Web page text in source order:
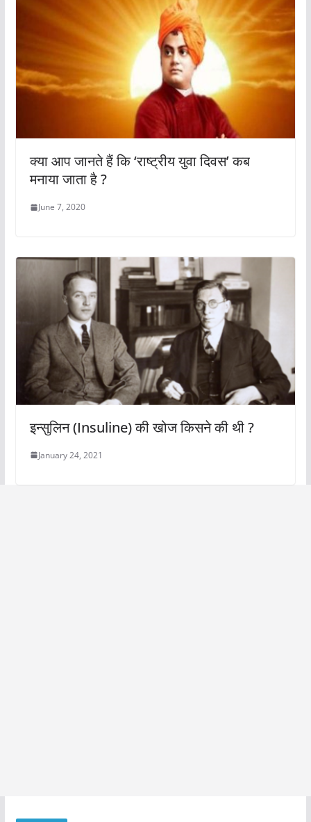
क्या आप जानते हैं कि ‘राष्ट्रीय युवा दिवस’ कब
मनाया जाता है ?
June 7, 2020
इन्सुलिन (Insuline) की खोज किसने की थी ?
January 24, 2021